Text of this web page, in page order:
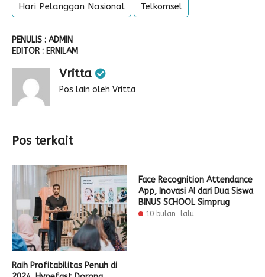
Hari Pelanggan Nasional Telkomsel
PENULIS : ADMIN
EDITOR : ERNILAM
Vritta
Pos lain oleh Vritta
Pos terkait
Raih Profitabilitas Penuh di
Face Recognition Attendance
App, Inovasi AI dari Dua Siswa
BINUS SCHOOL Simprug
10 bulan lalu